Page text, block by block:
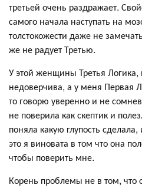
третьей очень раздражает.
самого начала наступать на
толстокожести даже не
же не радует Третью.
У этой женщины Третья Логика,
недоверчива, а у меня Первая
то говорю уверенно и не
не поверила как скептик и
поняла какую глупость
это я виновата в том что она
чтобы поверить мне.
Корень проблемы не в том, что